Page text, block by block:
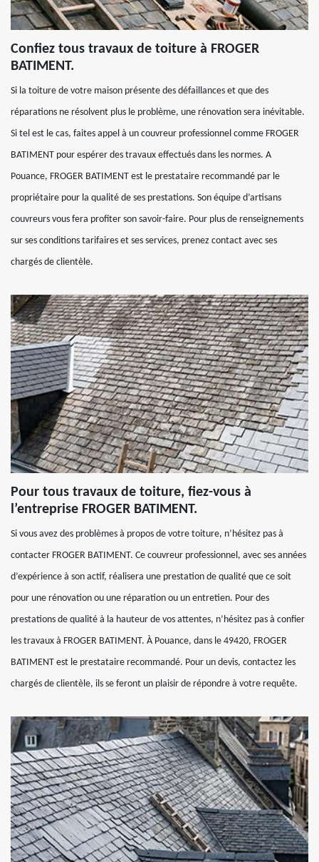
Confiez tous travaux de toiture à FROGER
BATIMENT.
Si la toiture de votre maison présente des défaillances et que des
réparations ne résolvent plus le problème, une rénovation sera inévitable.
Si tel est le cas, faites appel à un couvreur professionnel comme FROGER
BATIMENT pour espérer des travaux effectués dans les normes. A
Pouance, FROGER BATIMENT est le prestataire recommandé par le
propriétaire pour la qualité de ses prestations. Son équipe d’artisans
couvreurs vous fera profiter son savoir-faire. Pour plus de renseignements
sur ses conditions tarifaires et ses services, prenez contact avec ses
chargés de clientèle.
Pour tous travaux de toiture, fiez-vous à
l’entreprise FROGER BATIMENT.
Si vous avez des problèmes à propos de votre toiture, n’hésitez pas à
contacter FROGER BATIMENT. Ce couvreur professionnel, avec ses années
d’expérience à son actif, réalisera une prestation de qualité que ce soit
pour une rénovation ou une réparation ou un entretien. Pour des
prestations de qualité à la hauteur de vos attentes, n’hésitez pas à confier
les travaux à FROGER BATIMENT. À Pouance, dans le 49420, FROGER
BATIMENT est le prestataire recommandé. Pour un devis, contactez les
chargés de clientèle, ils se feront un plaisir de répondre à votre requête.